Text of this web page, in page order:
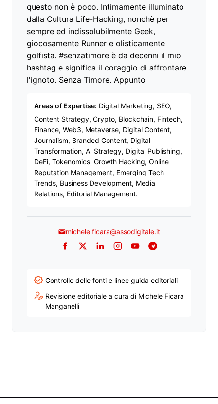
questo non è poco. Intimamente illuminato
dalla Cultura Life-Hacking, nonchè per
sempre ed indissolubilmente Geek,
giocosamente Runner e olisticamente
golfista. #senzatimore è da decenni il mio
hashtag e significa il coraggio di affrontare
l'ignoto. Senza Timore. Appunto
Areas of Expertise: Digital Marketing, SEO,
Content Strategy, Crypto, Blockchain, Fintech,
Finance, Web3, Metaverse, Digital Content,
Journalism, Branded Content, Digital
Transformation, AI Strategy, Digital Publishing,
DeFi, Tokenomics, Growth Hacking, Online
Reputation Management, Emerging Tech
Trends, Business Development, Media
Relations, Editorial Management.
michele.ficara@assodigitale.it
Facebook
TwitterLinkedInInstagram
YouTubeTelegram
Controllo delle fonti e linee guida editoriali
Revisione editoriale a cura di Michele Ficara
Manganelli